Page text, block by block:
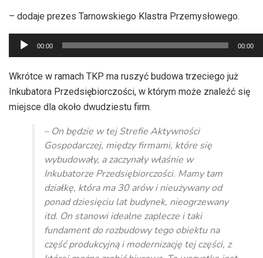
– dodaje prezes Tarnowskiego Klastra Przemysłowego.
Odtwarzacz
plików
dźwiękowych
00:00 00:00
Wkrótce w ramach TKP ma ruszyć budowa trzeciego już
Inkubatora Przedsiębiorczości, w którym może znaleźć się
miejsce dla około dwudziestu firm.
– On będzie w tej Strefie Aktywności
Gospodarczej, między firmami, które się
wybudowały, a zaczynały właśnie w
Inkubatorze Przedsiębiorczości. Mamy tam
działkę, która ma 30 arów i nieużywany od
ponad dziesięciu lat budynek, nieogrzewany
itd. On stanowi idealne zaplecze i taki
fundament do rozbudowy tego obiektu na
część produkcyjną i modernizację tej części, z